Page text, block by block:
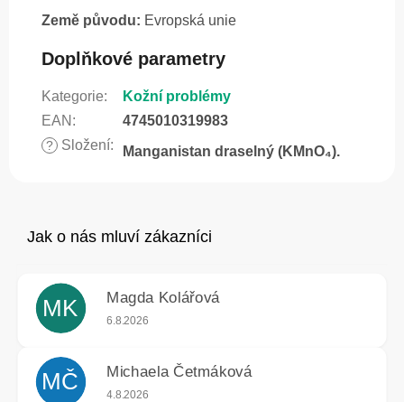
Země původu: Evropská unie
Doplňkové parametry
Kategorie:
Kožní problémy
EAN : 4745010319983
? Složení: Manganistan draselný (KMnO₄).
MK Magda Kolářová
Hodnocení obchodu je 5 z 5 hvězdiček.
6.8.2026
MČ Michaela Četmáková
Hodnocení obchodu je 5 z 5 hvězdiček.
4.8.2026